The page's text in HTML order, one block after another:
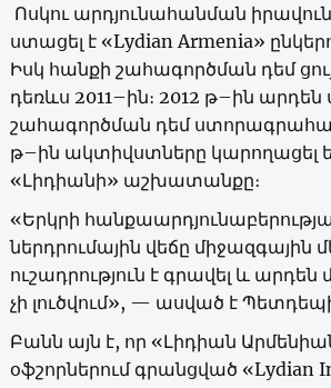
Ոսկու արդյունահանման
ստացել է «Lydian Armenia»
Իսկ հանքի շահագործման դեմ
դեռևս 2011–ին։ 2012 թ–ին արդեն
շահագործման դեմ
թ–ին ակտիվստները կարողացել
«Լիդիանի» աշխատանքը։
«Երկրի
ներդրումային վեճը միջազգային
ուշադրություն է գրավել և արդեն
չի լուծվում», — ասված է Պետդեպի
Բանն այն է, որ «Լիդիան
օֆշորներում գրանցված «Lydian